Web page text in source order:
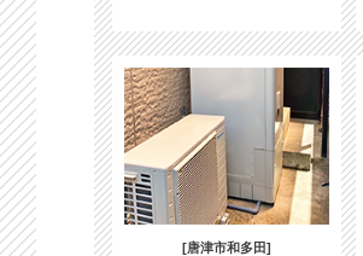
[唐津市和多田]